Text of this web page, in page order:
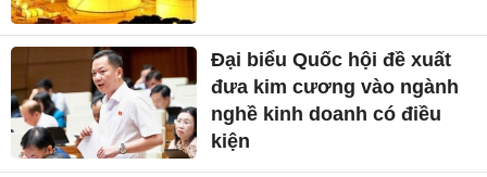
Đại biểu Quốc hội đề xuất
đưa kim cương vào ngành
nghề kinh doanh có điều
kiện